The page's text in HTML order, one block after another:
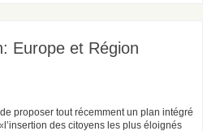
Europe et Région
proposer tout récemment un plan intégré
des citoyens les plus éloignés